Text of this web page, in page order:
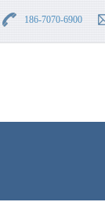
186-7070-6900